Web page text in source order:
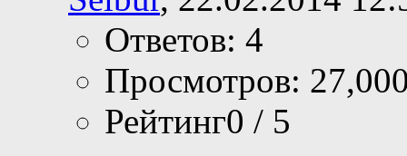
Ответов: 4
Просмотров:
Рейтинг0 / 5